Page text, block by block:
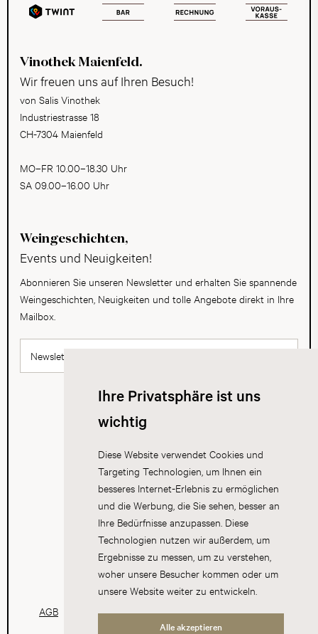
Ihre Privatsphäre ist uns
wichtig
Diese Website verwendet Cookies und
Targeting Technologien, um Ihnen ein
besseres Internet-Erlebnis zu ermöglichen
und die Werbung, die Sie sehen, besser an
Ihre Bedürfnisse anzupassen. Diese
Technologien nutzen wir außerdem, um
Ergebnisse zu messen, um zu verstehen,
woher unsere Besucher kommen oder um
unsere Website weiter zu entwickeln.
Alle akzeptieren
Vinothek Maienfeld.
Wir freuen uns auf Ihren Besuch!
von Salis Vinothek
Industriestrasse 18
CH-7304 Maienfeld
MO–FR 10.00–18.30 Uhr
SA 09.00–16.00 Uhr
Weingeschichten,
Events und Neuigkeiten!
Abonnieren Sie unseren Newsletter und erhalten Sie spannende
Weingeschichten, Neuigkeiten und tolle Angebote direkt in Ihre
Mailbox.
Newsletter abonnieren
AGB Datenschutz Impressum Cookies